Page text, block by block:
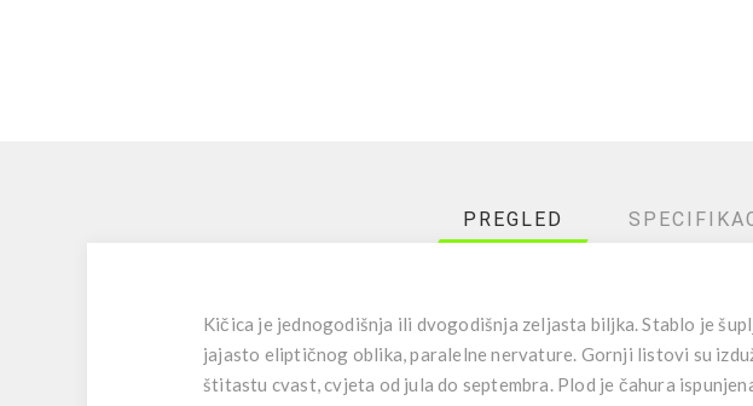
PREGLED
Kičica je jednogodišnja ili dvogodišnja zeljasta biljka. Stablo je
jajasto eliptičnog oblika, paralelne nervature. Gornji listovi su
štitastu cvast, cvjeta od jula do septembra. Plod je čahura